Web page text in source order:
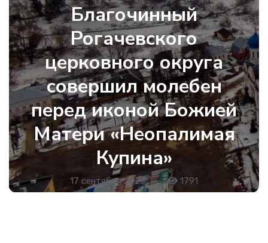
Благочинный
Рогачевского
церковного округа
совершил молебен
перед иконой Божией
Матери «Неопалимая
Купина»
17 сентября 2025 • 1791